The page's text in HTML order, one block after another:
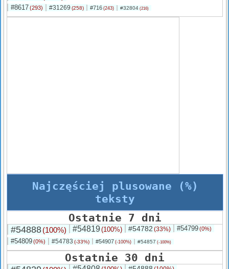
#8617(293) #31269 (258) #716 (243) #32804 (216)
Najczęściej plusowane (%)
teksty
Ostatnie 7 dni
#54888(100%) #54819(100%) #54782 (33%) #54799(0%)
#54809(0%) #54783 (-33%) #54907 (-100%) #54857 (-100%)
Ostatnie 30 dni